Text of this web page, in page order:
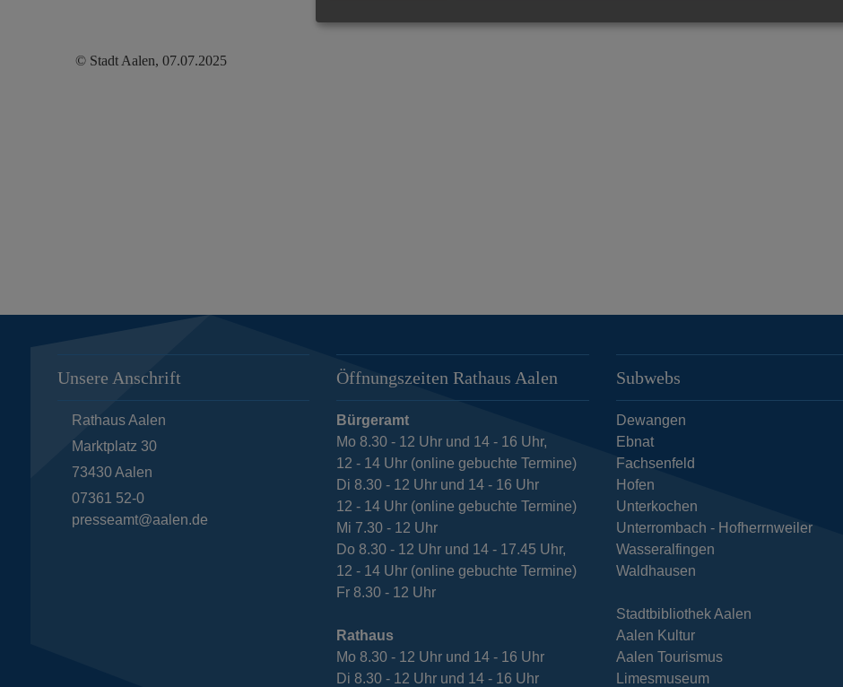
© Stadt Aalen, 07.07.2025
Unsere Anschrift
Rathaus Aalen
Marktplatz 30
73430 Aalen
07361 52-0
presseamt@aalen.de
Öffnungszeiten Rathaus Aalen
Bürgeramt
Mo 8.30 - 12 Uhr und 14 - 16 Uhr,
12 - 14 Uhr (online gebuchte Termine)
Di 8.30 - 12 Uhr und 14 - 16 Uhr
12 - 14 Uhr (online gebuchte Termine)
Mi 7.30 - 12 Uhr
Do 8.30 - 12 Uhr und 14 - 17.45 Uhr,
12 - 14 Uhr (online gebuchte Termine)
Fr 8.30 - 12 Uhr
Rathaus
Mo 8.30 - 12 Uhr und 14 - 16 Uhr
Di 8.30 - 12 Uhr und 14 - 16 Uhr
Subwebs
Dewangen
Ebnat
Fachsenfeld
Hofen
Unterkochen
Unterrombach - Hofherrnweiler
Wasseralfingen
Waldhausen
Stadtbibliothek Aalen
Aalen Kultur
Aalen Tourismus
Limesmuseum